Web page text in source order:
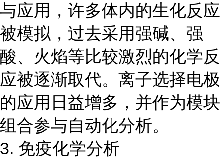
与应用，许多体内的生化反应
被模拟，过去采用强碱、强
酸、火焰等比较激烈的化学反
应被逐渐取代。离子选择电极
的应用日益增多，并作为模块
组合参与自动化分析。
3. 免疫化学分析